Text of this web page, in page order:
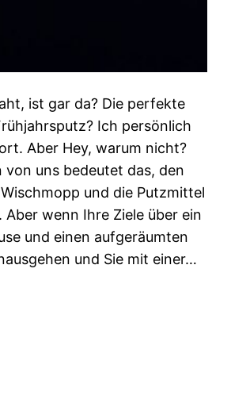
ist gar da? Die perfekte
Ich persönlich
Aber Hey, warum nicht?
von uns bedeutet das, den
und die Putzmittel
Aber wenn Ihre Ziele über ein
und einen aufgeräumten
und Sie mit einer…